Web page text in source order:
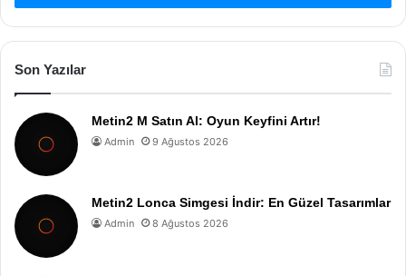
Son Yazılar
Metin2 M Satın Al: Oyun Keyfini Artır!
Admin 9 Ağustos 2026
Metin2 Lonca Simgesi İndir: En Güzel Tasarımlar
Admin 8 Ağustos 2026